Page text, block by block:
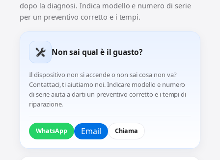
dopo la diagnosi. Indica modello e numero di serie
per un preventivo corretto e i tempi.
Non sai qual è il guasto?
Il dispositivo non si accende o non sai cosa non va?
Contattaci, ti aiutiamo noi. Indicare modello e numero
di serie aiuta a darti un preventivo corretto e i tempi di
riparazione.
WhatsApp Email Chiama